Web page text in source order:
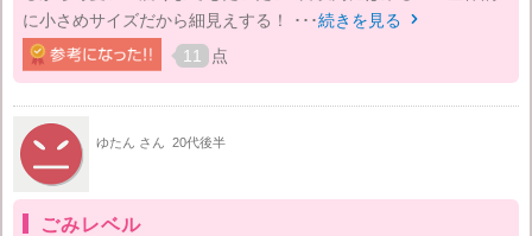
に小さめサイズだから細見えする！ ･･･続きを見る 
11 点
ゆたん さん 20代後半
ごみレベル